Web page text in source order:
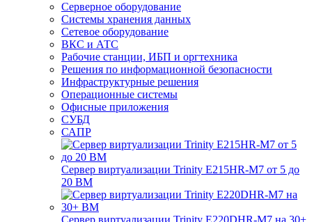
Серверное оборудование
Системы хранения данных
Сетевое оборудование
ВКС и АТС
Рабочие станции, ИБП и оргтехника
Решения по информационной безопасности
Инфраструктурные решения
Операционные системы
Офисные приложения
СУБД
САПР
Сервер виртуализации Trinity E215HR-M7 от 5 до
20 ВМ
Сервер виртуализации Trinity E220DHR-M7 на 30+